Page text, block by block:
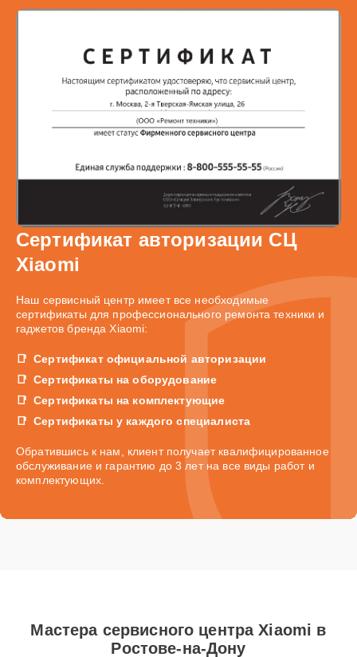
Сертификат авторизации СЦ
Xiaomi
Наш сервисный центр имеет все необходимые
сертификаты для профессионального ремонта техники и
гаджетов бренда Xiaomi:
Сертификат официальной авторизации
Сертификаты на оборудование
Сертификаты на комплектующие
Сертификаты у каждого специалиста
Обратившись к нам, клиент получает квалифицированное
обслуживание и гарантию до 3 лет на все виды работ и
комплектующих.
Мастера сервисного центра Xiaomi в
Ростове-на-Дону